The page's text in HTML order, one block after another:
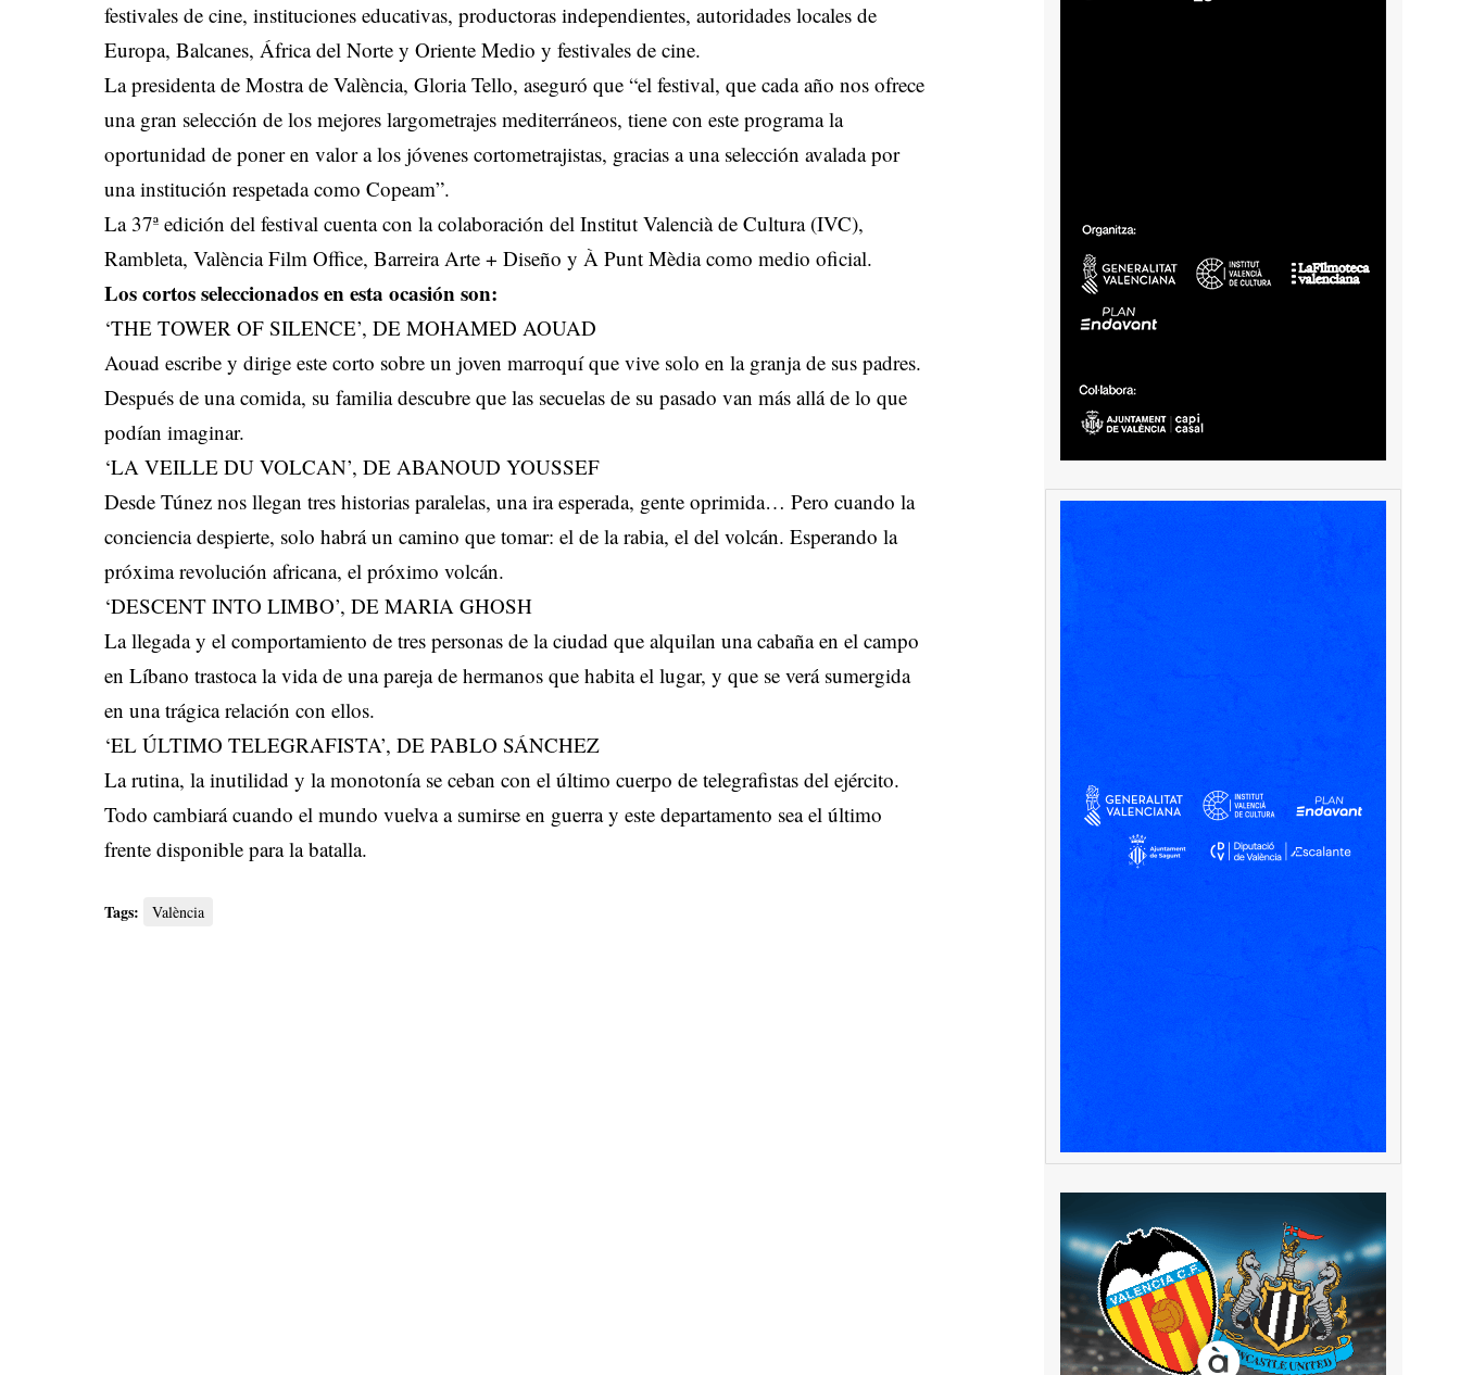
festivales de cine, instituciones educativas, productoras independientes, autoridades locales de
Europa, Balcanes, África del Norte y Oriente Medio y festivales de cine.
La presidenta de Mostra de València, Gloria Tello, aseguró que “el festival, que cada año nos ofrece
una gran selección de los mejores largometrajes mediterráneos, tiene con este programa la
oportunidad de poner en valor a los jóvenes cortometrajistas, gracias a una selección avalada por
una institución respetada como Copeam”.
La 37ª edición del festival cuenta con la colaboración del Institut Valencià de Cultura (IVC),
Rambleta, València Film Office, Barreira Arte + Diseño y À Punt Mèdia como medio oficial.
Los cortos seleccionados en esta ocasión son:
‘THE TOWER OF SILENCE’, DE MOHAMED AOUAD
Aouad escribe y dirige este corto sobre un joven marroquí que vive solo en la granja de sus padres.
Después de una comida, su familia descubre que las secuelas de su pasado van más allá de lo que
podían imaginar.
‘LA VEILLE DU VOLCAN’, DE ABANOUD YOUSSEF
Desde Túnez nos llegan tres historias paralelas, una ira esperada, gente oprimida… Pero cuando la
conciencia despierte, solo habrá un camino que tomar: el de la rabia, el del volcán. Esperando la
próxima revolución africana, el próximo volcán.
‘DESCENT INTO LIMBO’, DE MARIA GHOSH
La llegada y el comportamiento de tres personas de la ciudad que alquilan una cabaña en el campo
en Líbano trastoca la vida de una pareja de hermanos que habita el lugar, y que se verá sumergida
en una trágica relación con ellos.
‘EL ÚLTIMO TELEGRAFISTA’, DE PABLO SÁNCHEZ
La rutina, la inutilidad y la monotonía se ceban con el último cuerpo de telegrafistas del ejército.
Todo cambiará cuando el mundo vuelva a sumirse en guerra y este departamento sea el último
frente disponible para la batalla.
Tags: València